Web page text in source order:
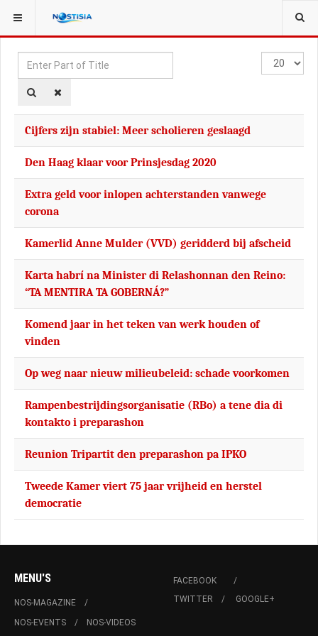
YOU ARE HERE:
Enter
Part
of
Display
#
Cijfers zijn stabiel: Meer scholieren geslaagd
Den Haag klaar voor Prinsjesdag 2020
Extra geld voor inlopen achterstanden vanwege
corona
Kamerlid Anne Mulder (VVD) geridderd bij afscheid
Karta habrí na Minister di Relashonnan den Reino:
“TA MENTIRA TA GOBERNÁ?”
Komend jaar in het teken van werk houden of
vinden
Op weg naar nieuw milieubeleid: schade voorkomen
Rampenbestrijdingsorganisatie (RBo) a tene dia di
kontakto i preparashon
Reunion Tripartit den preparashon pa IPKO
Tweede Kamer viert 75 jaar vrijheid en herstel
democratie
MENU'S
NOS-MAGAZINE
NOS-EVENTS
NOS-VIDEOS
FACEBOOK
TWITTER
GOOGLE+